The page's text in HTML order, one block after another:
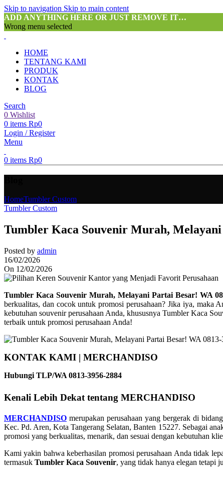
Skip to navigation Skip to main content
ADD ANYTHING HERE OR JUST REMOVE IT…
Wrong menu selected
HOME
TENTANG KAMI
PRODUK
KONTAK
BLOG
Search
0 Wishlist
0 items Rp0
Login / Register
Menu
0 items Rp0
HomeTumbler Custom
Tumbler Custom
Tumbler Kaca Souvenir Murah, Melayani
Posted by admin
16/02/2026
On 12/02/2026
Tumbler Kaca Souvenir Murah, Melayani Partai Besar! WA
berkualitas, dan cocok untuk promosi perusahaan? Jika iya, maka
kebutuhan souvenir perusahaan Anda, khususnya Tumbler Kaca
terbaik untuk promosi perusahaan Anda!
KONTAK KAMI | MERCHANDISO
Hubungi TLP/WA 0813-3956-2884
Kenali Lebih Dekat tentang MERCHANDISO
MERCHANDISO merupakan perusahaan yang bergerak di bidang
Kec. Pd. Aren, Kota Tangerang Selatan, Banten 15227. Sebagai
promosi yang berkualitas, menarik, dan sesuai dengan kebutuhan
Kami yakin bahwa keberhasilan promosi perusahaan Anda tidak
termasuk Tumbler Kaca Souvenir, yang tidak hanya elegan tetapi